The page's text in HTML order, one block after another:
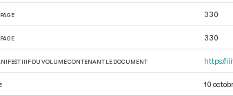
330
330
IIIF DU VOLUME CONTENANT LE DOCUMENT https://
10